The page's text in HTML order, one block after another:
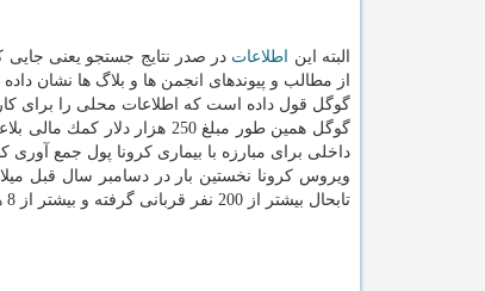
البته این اطلاعات در صدر نتایج جستجو یعنی جایی
از مطالب و پیوندهای انجمن ها و بلاگ ها نشان
گوگل قول داده است كه اطلاعات محلی را برای
گوگل همین طور مبلغ 250
داخلی برای مبارزه با بیماری كرونا پول جمع آوری كنند كه در نتیجه
ویروس كرونا نخستین بار در دسامبر سال قبل
تابحال بیشتر از 200 نفر قربانی گرفته و بیشتر از 8 هزار نفر را در سراسر جهان مبتلا كرده است.